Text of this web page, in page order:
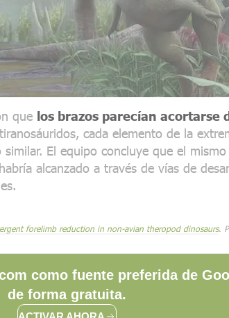
que los brazos parecían acortarse
cada elemento de la
El equipo concluye que el mismo
alcanzado a través de vías de
forelimb reduction in non-avian theropod dinosaurs.
como fuente preferida de
de forma gratuita.